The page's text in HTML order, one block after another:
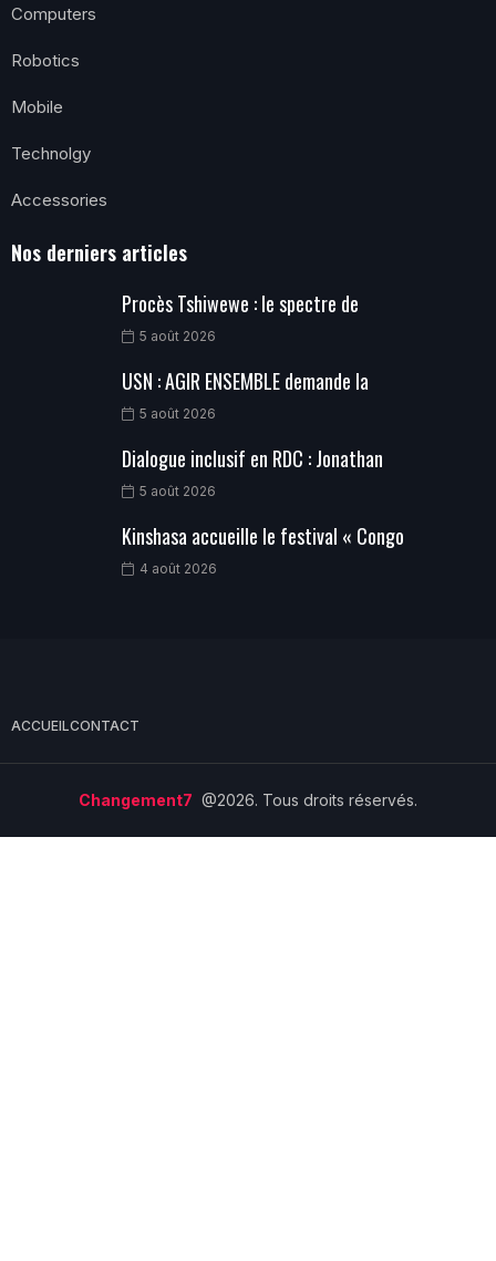
Computers
Robotics
Mobile
Technolgy
Accessories
Nos derniers articles
Procès Tshiwewe : le spectre de
5 août 2026
USN : AGIR ENSEMBLE demande la
5 août 2026
Dialogue inclusif en RDC : Jonathan
5 août 2026
Kinshasa accueille le festival « Congo
4 août 2026
ACCUEILCONTACT
Changement7 @2026. Tous droits réservés.